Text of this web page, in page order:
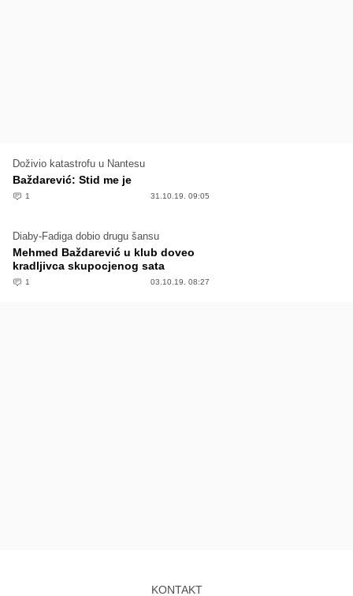
Doživio katastrofu u Nantesu
Baždarević: Stid me je
1 31.10.19. 09:05
Diaby-Fadiga dobio drugu šansu
Mehmed Baždarević u klub doveo
kradljivca skupocjenog sata
1 03.10.19. 08:27
KONTAKT